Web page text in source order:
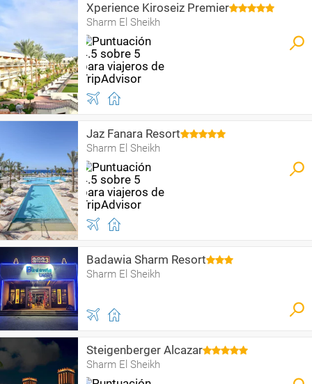
Xperience Kiroseiz Premier
Sharm El Sheikh
Jaz Fanara Resort
Sharm El Sheikh
Badawia Sharm Resort
Sharm El Sheikh
Steigenberger Alcazar
Sharm El Sheikh